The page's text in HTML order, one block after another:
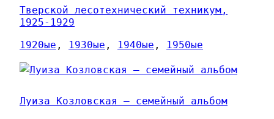
Тверской лесотехнический техникум,
1925-1929
1920ые , 1930ые , 1940ые , 1950ые
Луиза Козловская — семейный альбом